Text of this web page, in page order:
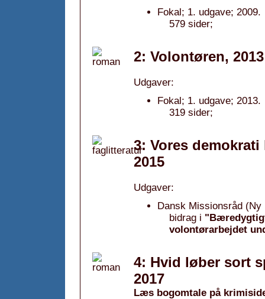
Fokal; 1. udgave; 2009.
579 sider;
2: Volontøren, 2013
Udgaver:
Fokal; 1. udgave; 2013.
319 sider;
3: Vores
2015
Udgaver:
Dansk Missionsråd
bidrag i
volontørarbejdet
4: Hvid løber sort
2017
Læs bogomtale på